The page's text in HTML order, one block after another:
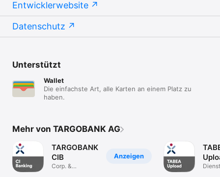
Entwicklerwebsite
Datenschutz
Unterstützt
Wallet
Die einfachste Art, alle Karten an einem Platz zu
haben.
Mehr von TARGOBANK AG
Anzeigen
TARGOBANK
CIB
Corp. &